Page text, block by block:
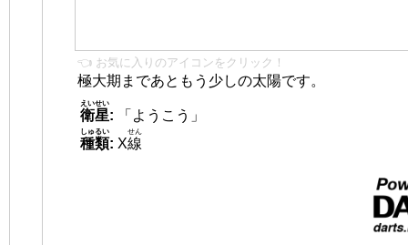
👈 お気に入りのアイコンをクリック！
極大期まであともう少しの太陽です。
衛星
えいせい
:
「ようこう」
種類
しゅるい
: X線
せん